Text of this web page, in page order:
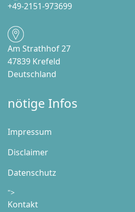
+49-2151-973699
Am Strathhof 27
47839 Krefeld
Deutschland
nötige Infos
Impressum
Disclaimer
Datenschutz
">
Kontakt